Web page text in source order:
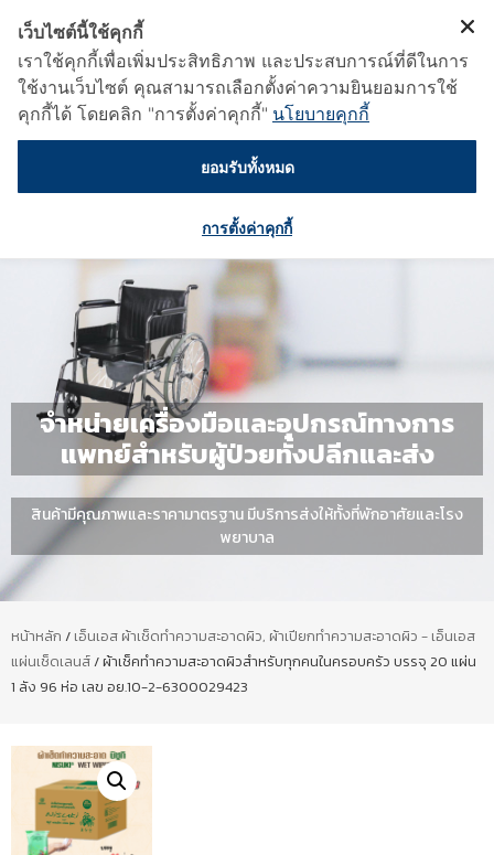
จำหน่ายเครื่องมือและอุปกรณ์ทางการ
แพทย์สำหรับผู้ป่วยทั้งปลีกและส่ง
สินค้ามีคุณภาพและราคามาตรฐาน มีบริการส่งให้ทั้งที่พักอาศัยและโรง
พยาบาล
หน้าหลัก / เอ็นเอส ผ้าเช็ดทำความสะอาดผิว, ผ้าเปียกทำความสะอาดผิว - เอ็นเอส
แผ่นเช็ดเลนส์/ ผ้าเช็คทำความสะอาดผิวสำหรับทุกคนในครอบครัว บรรจุ 20 แผ่น
1 ลัง 96 ห่อ เลข อย.10-2-6300029423
เว็บไซต์นี้ใช้คุกกี้
เราใช้คุกกี้เพื่อเพิ่มประสิทธิภาพ และประสบการณ์ที่ดีในการ
ใช้งานเว็บไซต์ คุณสามารถเลือกตั้งค่าความยินยอมการใช้
คุกกี้ได้ โดยคลิก "การตั้งค่าคุกกี้" นโยบายคุกกี้
ยอมรับทั้งหมด
การตั้งค่าคุกกี้